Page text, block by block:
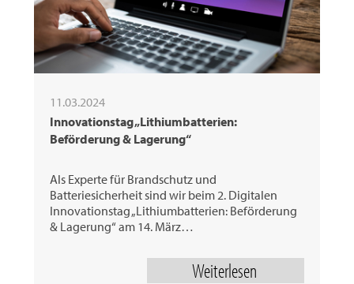
11.03.2024
Innovationstag „Lithiumbatterien:
Beförderung & Lagerung“
Als Experte für Brandschutz und
Batteriesicherheit sind wir beim 2. Digitalen
Innovationstag „Lithiumbatterien: Beförderung
& Lagerung“ am 14. März…
Weiterlesen